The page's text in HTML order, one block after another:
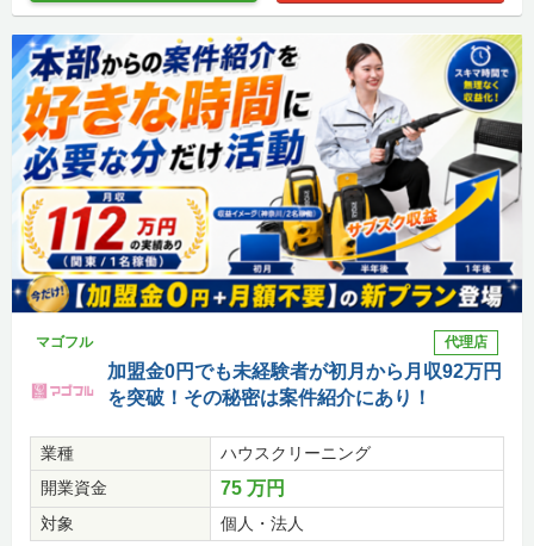
マゴフル 代理店
加盟金0円でも未経験者が初月から月収92万円
を突破！その秘密は案件紹介にあり！
業種
ハウスクリーニング
開業資金
75 万円
対象 個人・法人